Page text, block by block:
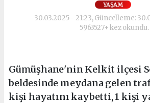
YAŞAM
30.03.2025 - 21:23, Güncelleme:
5963527+ kez okundu.
Gümüşhane'nin Kelkit ilçesi
beldesinde meydana gelen
kişi hayatını kaybetti, 1 kişi